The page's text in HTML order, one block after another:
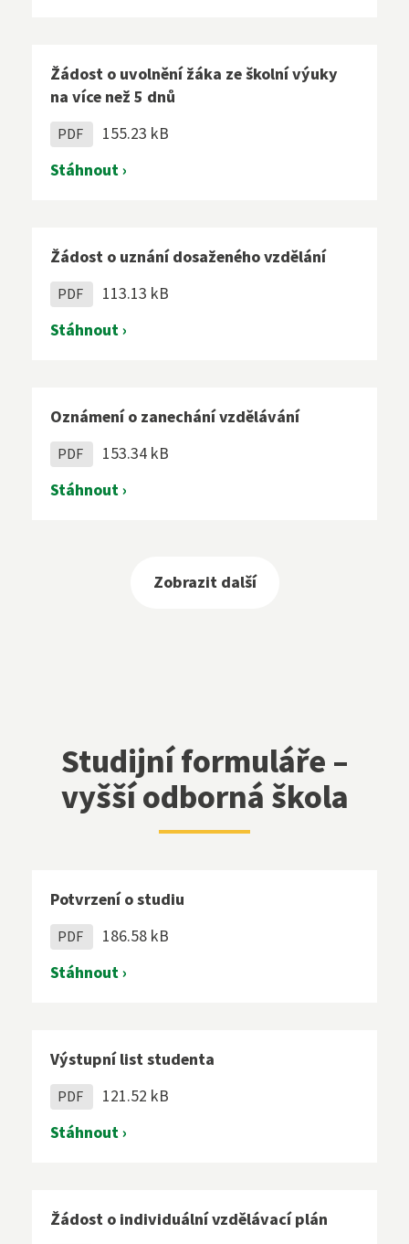
Žádost o uvolnění žáka ze školní výuky
na více než 5 dnů
PDF
155.23 kB
Stáhnout ›
Žádost o uznání dosaženého vzdělání
PDF
113.13 kB
Stáhnout ›
Oznámení o zanechání vzdělávání
PDF
153.34 kB
Stáhnout ›
Zobrazit další
Studijní formuláře –
vyšší odborná škola
Potvrzení o studiu
PDF
186.58 kB
Stáhnout ›
Výstupní list studenta
PDF
121.52 kB
Stáhnout ›
Žádost o individuální vzdělávací plán